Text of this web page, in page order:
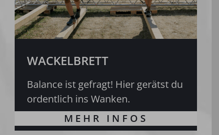
WACKELBRETT
Balance ist gefragt! Hier gerätst du
ordentlich ins Wanken.